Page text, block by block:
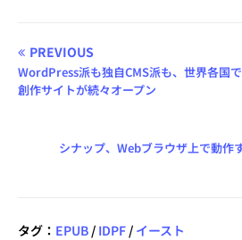
PREVIOUS
WordPress派も独自CMS派も、世界各国
創作サイトが続々オープン
シナップ、Webブラウザ上で動作
タグ： EPUB / IDPF / イースト